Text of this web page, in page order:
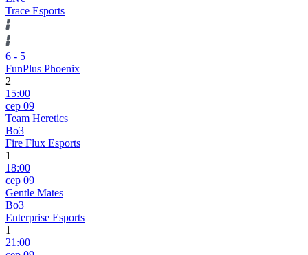
Trace Esports
6 - 5
FunPlus Phoenix
2
15:00
сер 09
Team Heretics
Bo3
Fire Flux Esports
1
18:00
сер 09
Gentle Mates
Bo3
Enterprise Esports
1
21:00